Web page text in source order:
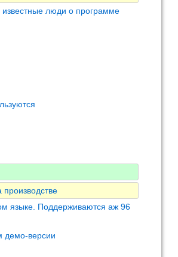
известные люди о программе
языке. Поддерживаются аж 96
демо-версии